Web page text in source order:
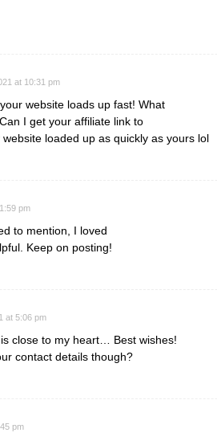
at 10:31 pm
website loads up fast! What
I get your affiliate link to
loaded up as quickly as yours lol
pm
to mention, I loved
Keep on posting!
at 5:06 pm
close to my heart… Best wishes!
contact details though?
pm